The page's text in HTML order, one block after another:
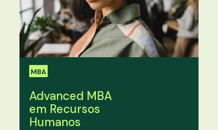
MBA
Advanced MBA
em Recursos
Humanos